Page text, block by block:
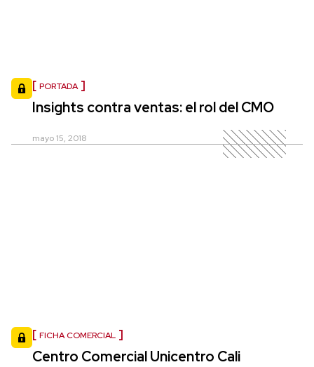
PORTADA
Insights contra ventas: el rol del CMO
mayo 15, 2018
FICHA COMERCIAL
Centro Comercial Unicentro Cali